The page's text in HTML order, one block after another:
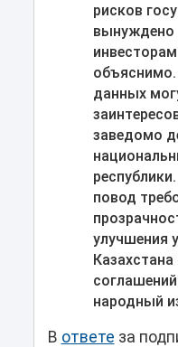
рисков
вынуждено
данных
заведомо
повод
улучшения
народный
В ответе за